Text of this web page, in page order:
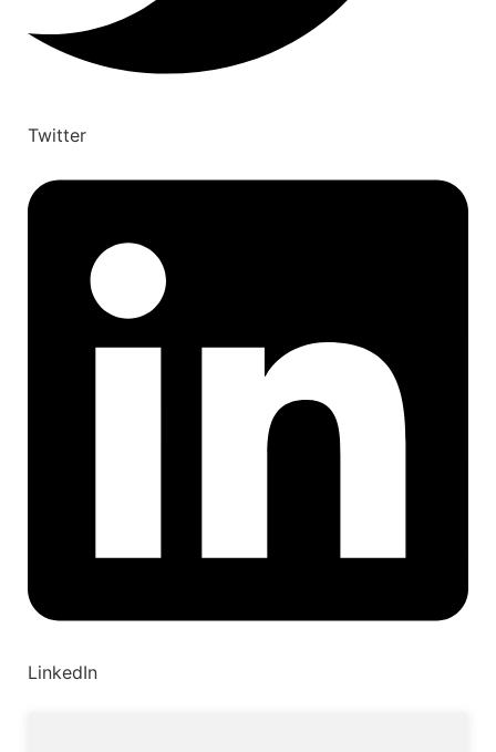
Twitter
LinkedIn